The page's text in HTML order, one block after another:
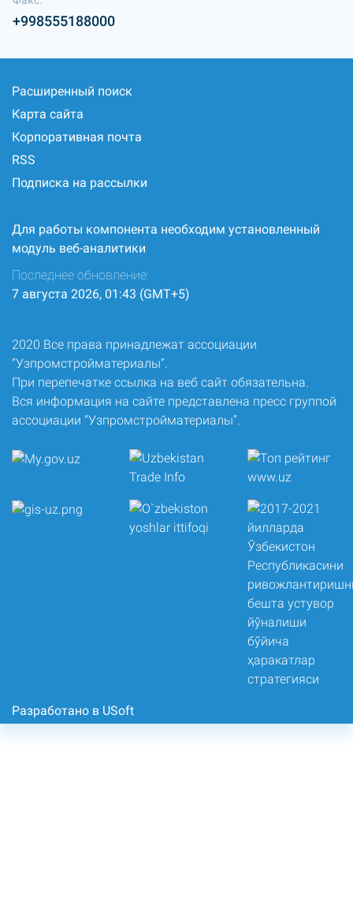
+998555188000
Расширенный поиск
Карта сайта
Корпоративная почта
RSS
Подписка на рассылки
Для работы компонента необходим установленный
модуль веб-аналитики
Последнее обновление:
7 августа 2026, 01:43 (GMT+5)
2020 Все права принадлежат ассоциации
“Узпромстройматериалы”.
При перепечатке ссылка на веб сайт обязательна.
Вся информация на сайте представлена пресс группой
ассоциации “Узпромстройматериалы”.
Разработано в USoft